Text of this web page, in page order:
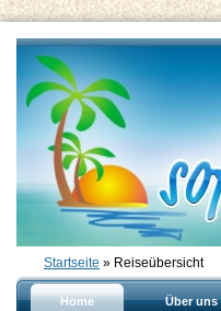
Startseite » Reiseübersicht
Home Über uns